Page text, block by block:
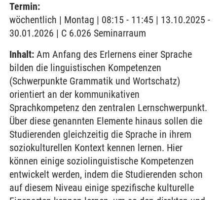
Termin:
wöchentlich | Montag | 08:15 - 11:45 | 13.10.2025 -
30.01.2026 | C 6.026 Seminarraum
Inhalt: Am Anfang des Erlernens einer Sprache
bilden die linguistischen Kompetenzen
(Schwerpunkte Grammatik und Wortschatz)
orientiert an der kommunikativen
Sprachkompetenz den zentralen Lernschwerpunkt.
Über diese genannten Elemente hinaus sollen die
Studierenden gleichzeitig die Sprache in ihrem
soziokulturellen Kontext kennen lernen. Hier
können einige soziolinguistische Kompetenzen
entwickelt werden, indem die Studierenden schon
auf diesem Niveau einige spezifische kulturelle